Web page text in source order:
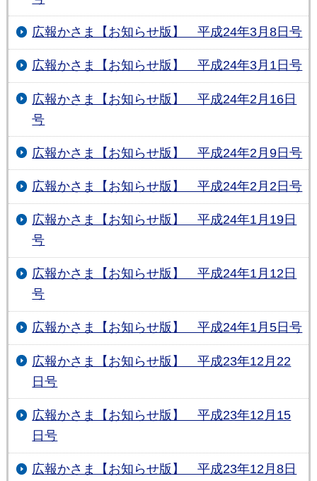
広報かさま【お知らせ版】 平成24年3月8日号
広報かさま【お知らせ版】 平成24年3月1日号
広報かさま【お知らせ版】 平成24年2月16日
号
広報かさま【お知らせ版】 平成24年2月9日号
広報かさま【お知らせ版】 平成24年2月2日号
広報かさま【お知らせ版】 平成24年1月19日
号
広報かさま【お知らせ版】 平成24年1月12日
号
広報かさま【お知らせ版】 平成24年1月5日号
広報かさま【お知らせ版】 平成23年12月22
日号
広報かさま【お知らせ版】 平成23年12月15
日号
広報かさま【お知らせ版】 平成23年12月8日